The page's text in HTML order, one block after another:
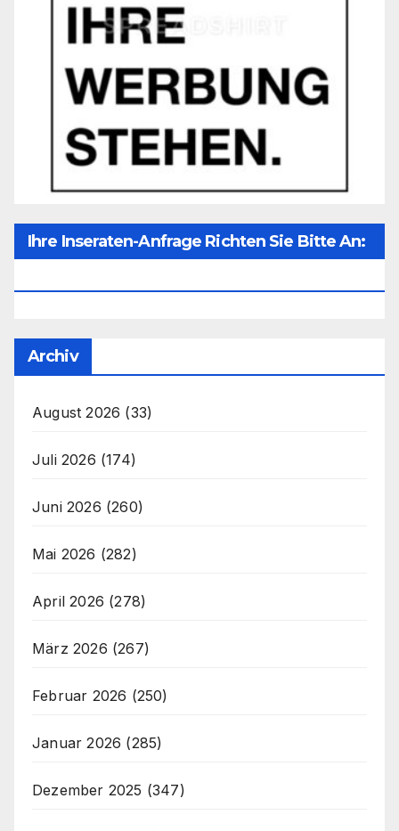
Ihre Inseraten-Anfrage Richten Sie Bitte An:
Archiv
August 2026 (33)
Juli 2026 (174)
Juni 2026 (260)
Mai 2026 (282)
April 2026 (278)
März 2026 (267)
Februar 2026 (250)
Januar 2026 (285)
Dezember 2025 (347)